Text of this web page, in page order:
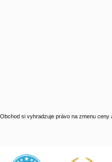
Obchod si vyhradzuje právo na zmenu